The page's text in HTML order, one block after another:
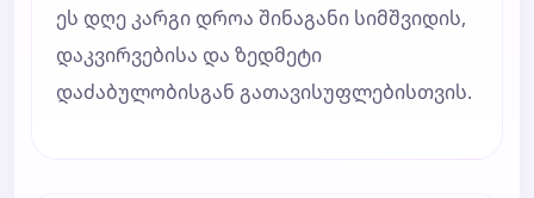
ეს დღე კარგი დროა შინაგანი სიმშვიდის,
დაკვირვებისა და ზედმეტი
დაძაბულობისგან გათავისუფლებისთვის.